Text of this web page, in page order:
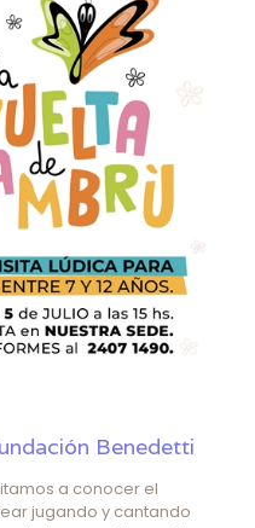
Benedetti
a conocer el
jugando y cantando